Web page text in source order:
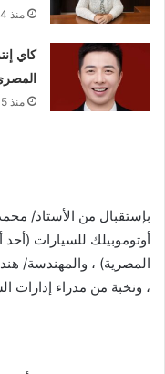
منذ 4 ساعات
كاي
منذ 5 ساعات
بإستقبال من الأستاذ/
أوتوموبيلك للسيارات
المصرية) ، والمهندسة/
، ونخبة من مدراء إدارات